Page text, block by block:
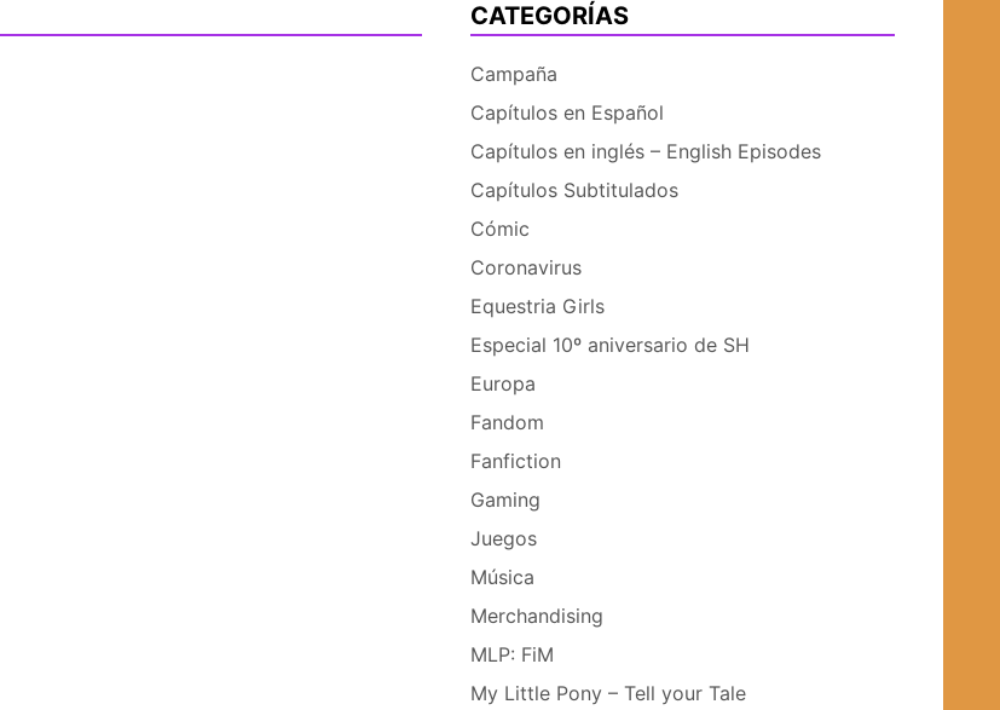
SUBMENÚ SUBMENÚ SUBMENÚ
CATEGORÍAS
Campaña
Capítulos en Español
Capítulos en inglés – English Episodes
Capítulos Subtitulados
Cómic
Coronavirus
Equestria Girls
Especial 10º aniversario de SH
Europa
Fandom
Fanfiction
Gaming
Juegos
Música
Merchandising
MLP: FiM
My Little Pony – Tell your Tale